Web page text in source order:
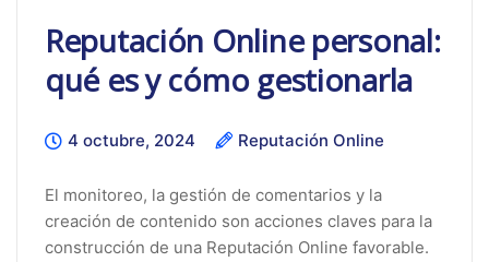
Reputación Online personal:
qué es y cómo gestionarla
4 octubre, 2024 Reputación Online
El monitoreo, la gestión de comentarios y la
creación de contenido son acciones claves para la
construcción de una Reputación Online favorable.